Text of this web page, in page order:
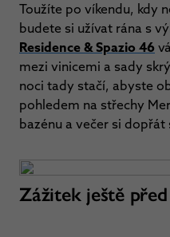
Toužíte po víkendu, kdy
budete si užívat rána s
Residence & Spazio 46
mezi vinicemi a sady
noci tady stačí, abyste
pohledem na střechy
bazénu a večer si
Zážitek ještě